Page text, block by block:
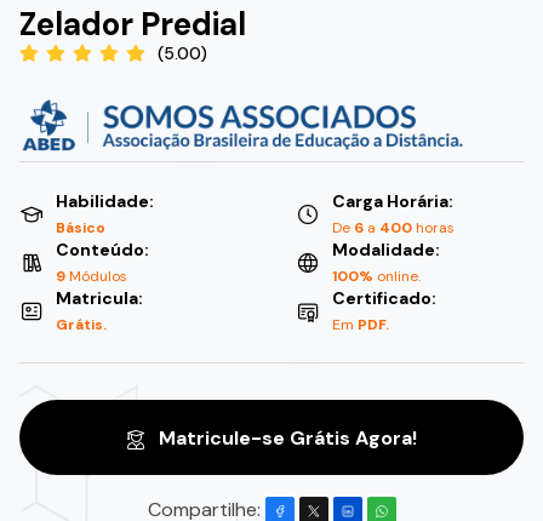
Zelador Predial
(5.00)
Habilidade:
Básico
Carga Horária:
De 6 a 400horas
Conteúdo:
9Módulos
Modalidade:
100% online.
Matricula:
Grátis.
Certificado:
Em PDF.
Matricule-se Grátis Agora!
Compartilhe: